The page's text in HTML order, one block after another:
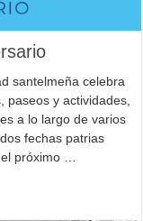
santelmeña celebra
paseos y actividades,
a lo largo de varios
fechas patrias
próximo …